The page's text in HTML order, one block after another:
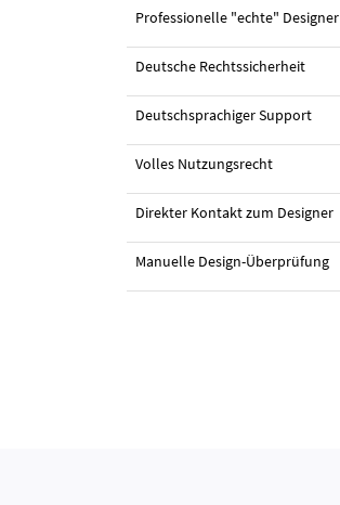
#2 Icon-Design von
Professionelle "echte" Designer
Deutsche Rechtssicherheit
Deutschsprachiger Support
Volles Nutzungsrecht
Direkter Kontakt zum Designer
Manuelle Design-Überprüfung